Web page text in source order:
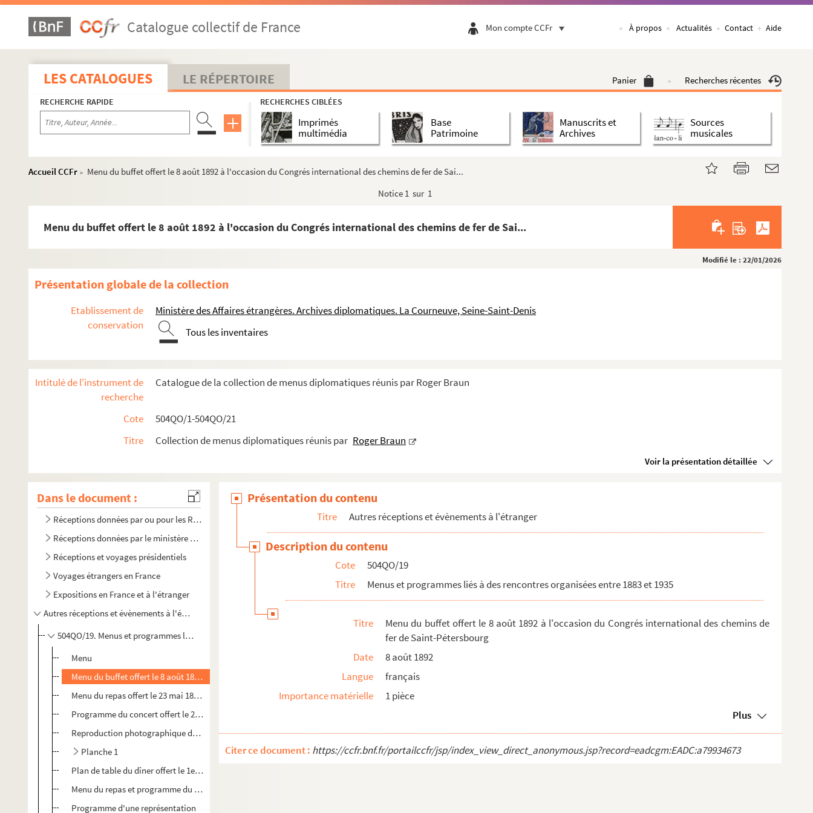
Catalogue collectif de France Mon compte CCFr À propos Actualités Contact Aide
LES CATALOGUES LE RÉPERTOIRE Panier Recherches récentes
RECHERCHE RAPIDE RECHERCHES CIBLÉES
Imprimés
multimédia
Base
Patrimoine
Manuscrits et
Archives
Sources
musicales
Accueil CCFr >
Menu du buffet offert le 8 août 1892 à l'occasion du Congrés international des chemins de fer de Sai...
Notice 1 sur 1
Menu du buffet offert le 8 août 1892 à l'occasion du Congrés international des chemins de fer de Sai...
Modifié le : 22/01/2026
Présentation globale de la collection
Etablissement de
conservation
Ministère des Affaires étrangères. Archives diplomatiques. La Courneuve, Seine-Saint-Denis
Tous les inventaires
Intitulé de l'instrument de
recherche
Catalogue de la collection de menus diplomatiques réunis par Roger Braun
Cote
504QO/1-504QO/21
Titre
Collection de menus diplomatiques réunis par Roger Braun
Voir la présentation détaillée
Dans le document :
Réceptions données par ou pour les Représentations diplomatiques et consulaires de France et étrangè...
Réceptions données par le ministère des Affaires étrangères
Réceptions et voyages présidentiels
Voyages étrangers en France
Expositions en France et à l'étranger
Autres réceptions et évènements à l'étranger
504QO/19. Menus et programmes liés à des rencontres organisées entre 1883 et 1935
Menu
Menu du buffet offert le 8 août 1892 à l'occasion du Congrés international des chemins de fer de Sai...
Menu du repas offert le 23 mai 1896 à l'occasion du couronnement et du sacre de l’Empereur Nicolas I...
Programme du concert offert le 23 mai 1896 à l'occasion du couronnement et du sacre de l’Empereur Ni...
Reproduction photographique du menu du déjeuner offert le 1er juin 1896 par les gardes russes aux of...
Planche 1
Plan de table du dîner offert le 1er juin 1906 par les souverains espagnols
Menu du repas et programme du concert offerts le 6 juin 1907 au Grand Hôtel de Stockholm
Programme d'une représentation
Présentation du contenu
Titre Autres réceptions et évènements à l'étranger
Description du contenu
Cote
504QO/19
Titre
Menus et programmes liés à des rencontres organisées entre 1883 et 1935
Titre
Menu du buffet offert le 8 août 1892 à l'occasion du Congrés international des chemins de
fer de Saint-Pétersbourg
Date
8 août 1892
Langue
français
Importance matérielle
1 pièce
Plus
Citer ce document : https://ccfr.bnf.fr/portailccfr/jsp/index_view_direct_anonymous.jsp?record=eadcgm:EADC:a79934673